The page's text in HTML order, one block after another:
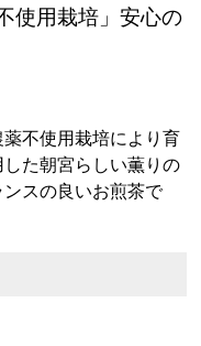
使用栽培」安心の
不使用栽培により育
た朝宮らしい薫りの
スの良いお煎茶で